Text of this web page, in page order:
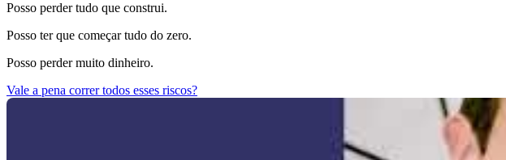
Posso perder tudo que construi.
Posso ter que começar tudo do zero.
Posso perder muito dinheiro.
Vale a pena correr todos esses riscos?